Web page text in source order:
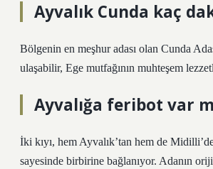
Ayvalık Cunda kaç
Bölgenin en meşhur adası olan Cunda
ulaşabilir, Ege mutfağının muhteşem
Ayvalığa feribot var
İki kıyı, hem Ayvalık’tan hem de
sayesinde birbirine bağlanıyor. Adanın